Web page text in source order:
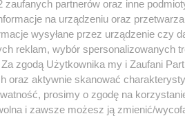
M&Ł
33.3k 39 1
mariola2000
zaufanych partnerów oraz inne
na urządzeniu oraz
wysyłane przez urządzenie czy
reklam, wybór spersonalizowanych
Za zgodą Użytkownika my i Zaufani
oraz aktywnie skanować
prosimy o zgodę na
i zawsze możesz ją zmienić/